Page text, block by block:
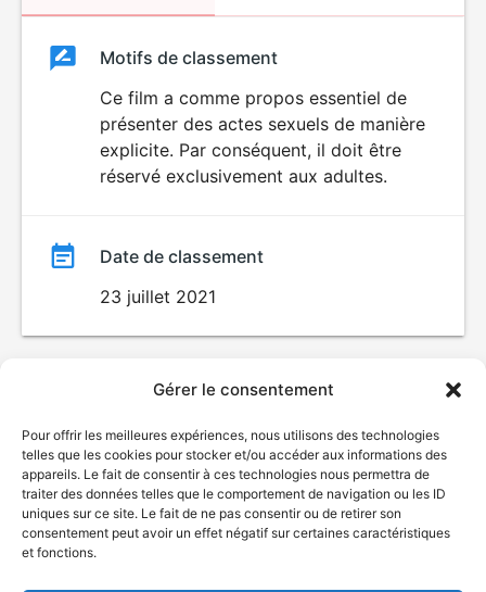
Gérer le consentement
Pour offrir les meilleures expériences, nous utilisons des technologies
telles que les cookies pour stocker et/ou accéder aux informations des
appareils. Le fait de consentir à ces technologies nous permettra de
traiter des données telles que le comportement de navigation ou les ID
uniques sur ce site. Le fait de ne pas consentir ou de retirer son
consentement peut avoir un effet négatif sur certaines caractéristiques
et fonctions.
ClassementClassement
SEXUALITÉ
EXPLICITE
Motifs de classement
Ce film a comme propos essentiel de
présenter des actes sexuels de manière
explicite. Par conséquent, il doit être
réservé exclusivement aux adultes.
Date de classement
23 juillet 2021